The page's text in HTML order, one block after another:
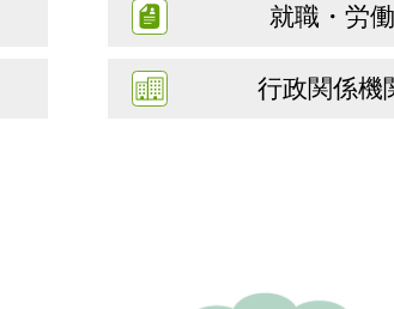
就職・労働
行政関係機